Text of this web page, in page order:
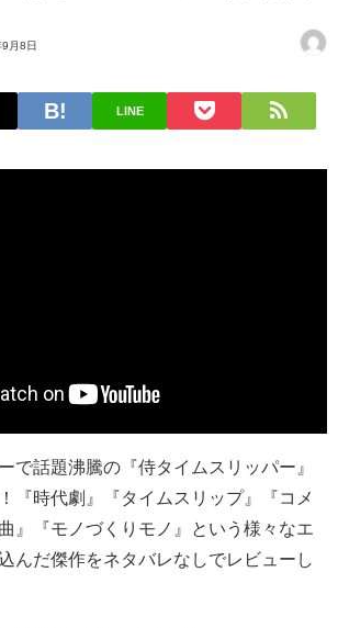
月8日
LINE
で話題沸騰の『侍タイムスリッパー』
『時代劇』『タイムスリップ』『コメ
』『モノづくりモノ』という様々なエ
んだ傑作をネタバレなしでレビューし